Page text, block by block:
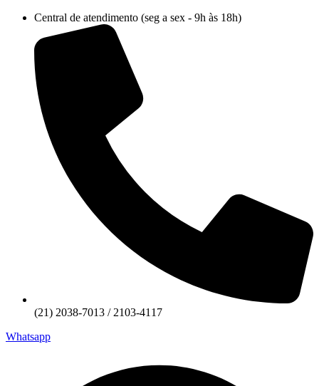
conteúdo
Central de atendimento (seg a sex - 9h às 18h)
(21) 2038-7013 / 2103-4117
Whatsapp